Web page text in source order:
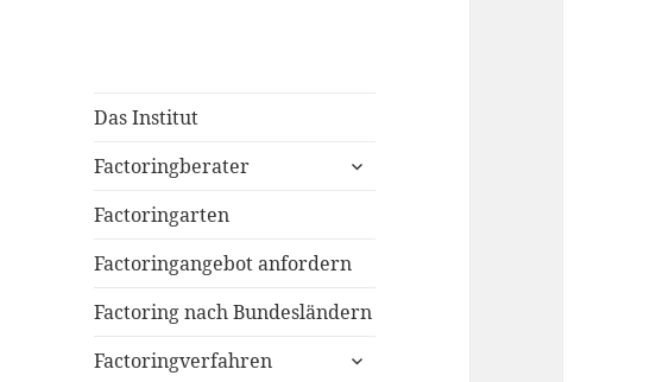
Das Institut
Factoringberater
expand
Factoringarten
Factoringangebot anfordern
Factoring nach Bundesländern
Factoringverfahren
expand